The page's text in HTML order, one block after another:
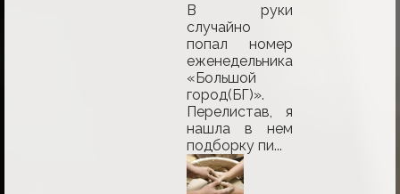
В руки
случайно
попал номер
еженедельника
«Большой
город(БГ)».
Перелистав, я
нашла в нем
подборку пи...